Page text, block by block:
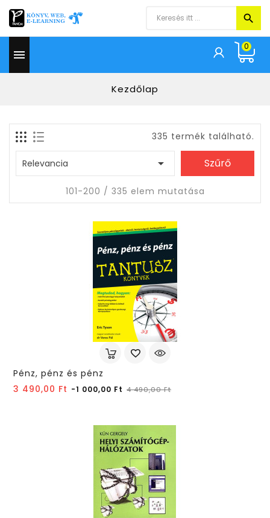

0
Kezdőlap
335 termék található.
Relevancia  Szűrő
101-200 / 335 elem mutatása
Pénz, pénz és pénz
3 490,00 Ft Normál
-1 000,00 Ft 4 490,00 FtÁr